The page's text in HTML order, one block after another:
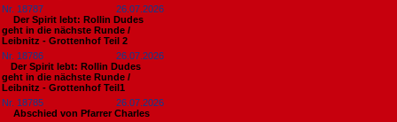
Nr. 18787
26.07.2026
Der Spirit lebt: Rollin Dudes
geht in die nächste Runde /
Leibnitz - Grottenhof Teil 2
Nr. 18786
26.07.2026
​Der Spirit lebt: Rollin Dudes
geht in die nächste Runde /
Leibnitz - Grottenhof Teil1
Nr. 18785
26.07.2026
Abschied von Pfarrer Charles